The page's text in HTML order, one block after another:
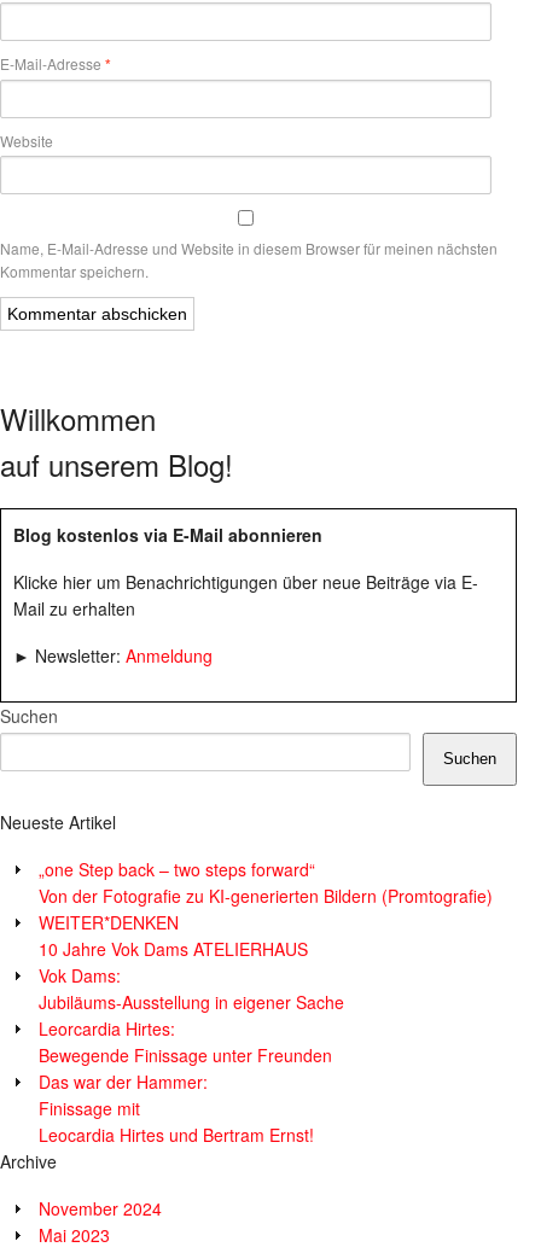
E-Mail-Adresse *
Website
Name, E-Mail-Adresse und Website in diesem Browser für meinen nächsten
Kommentar speichern.
Willkommen
auf unserem Blog!
Blog kostenlos via E-Mail abonnieren
Klicke hier um Benachrichtigungen über neue Beiträge via E-
Mail zu erhalten
► Newsletter: Anmeldung
Suchen
Suchen
Neueste Artikel
„one Step back – two steps forward“
Von der Fotografie zu KI-generierten Bildern (Promtografie)
WEITER*DENKEN
10 Jahre Vok Dams ATELIERHAUS
Vok Dams:
Jubiläums-Ausstellung in eigener Sache
Leorcardia Hirtes:
Bewegende Finissage unter Freunden
Das war der Hammer:
Finissage mit
Leocardia Hirtes und Bertram Ernst!
Archive
November 2024
Mai 2023